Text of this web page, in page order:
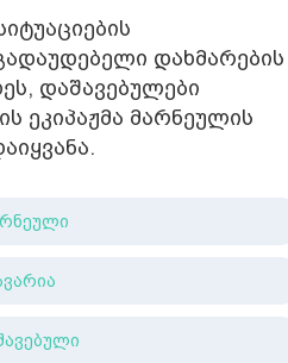
დახმარების
დაშავებულები
ეკიპაჟმა მარნეულის